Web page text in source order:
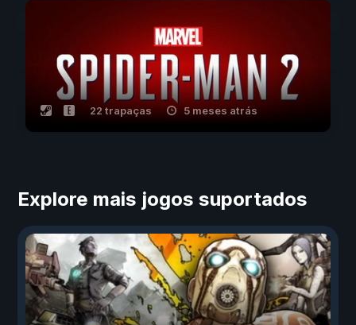
22 trapaças 5 meses atrás
Explore mais jogos suportados